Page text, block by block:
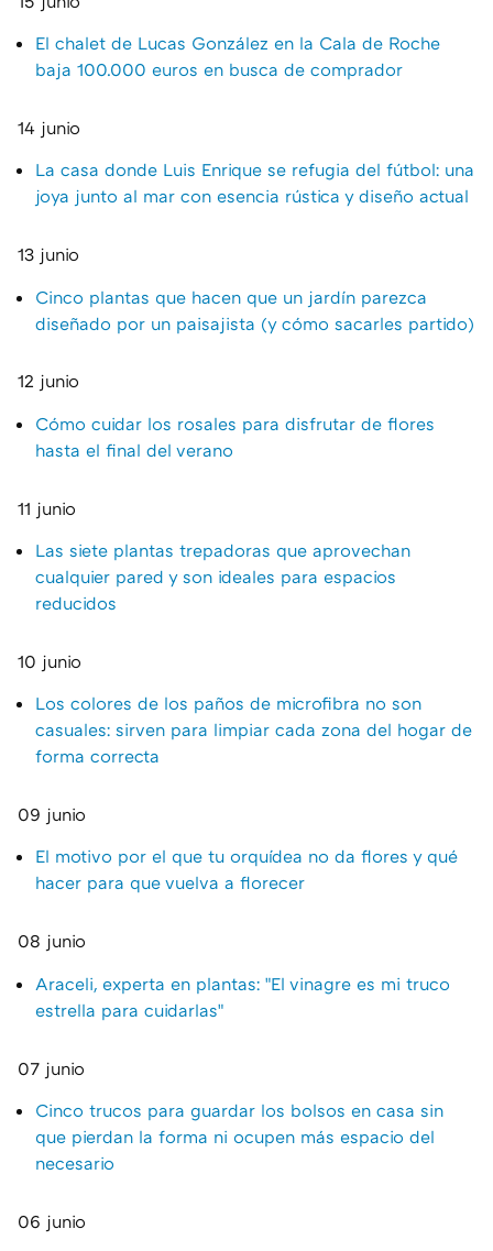
El chalet de Lucas González en la Cala de Roche
baja 100.000 euros en busca de comprador
14 junio
La casa donde Luis Enrique se refugia del fútbol: una
joya junto al mar con esencia rústica y diseño actual
13 junio
Cinco plantas que hacen que un jardín parezca
diseñado por un paisajista (y cómo sacarles partido)
12 junio
Cómo cuidar los rosales para disfrutar de flores
hasta el final del verano
11 junio
Las siete plantas trepadoras que aprovechan
cualquier pared y son ideales para espacios
reducidos
10 junio
Los colores de los paños de microfibra no son
casuales: sirven para limpiar cada zona del hogar de
forma correcta
09 junio
El motivo por el que tu orquídea no da flores y qué
hacer para que vuelva a florecer
08 junio
Araceli, experta en plantas: "El vinagre es mi truco
estrella para cuidarlas"
07 junio
Cinco trucos para guardar los bolsos en casa sin
que pierdan la forma ni ocupen más espacio del
necesario
06 junio